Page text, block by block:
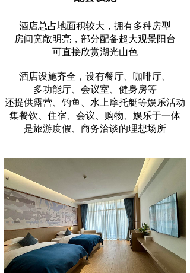
酒店总占地面积较大，拥有多种房型
房间宽敞明亮，部分配备超大观景阳台
可直接欣赏湖光山色
酒店设施齐全，设有餐厅、咖啡厅、
多功能厅、会议室、健身房等
还提供露营、钓鱼、水上摩托艇等娱乐活动
集餐饮、住宿、会议、购物、娱乐于一体
是旅游度假、商务洽谈的理想场所